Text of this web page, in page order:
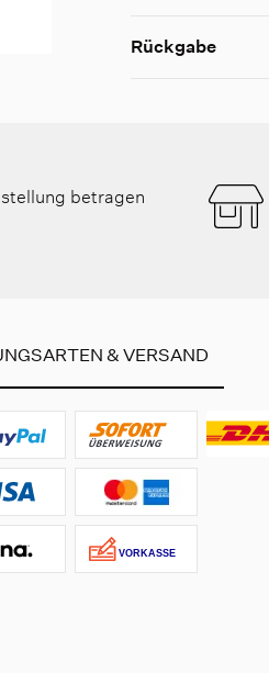
Rückgabe
betragen
& VERSAND